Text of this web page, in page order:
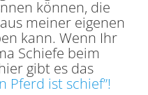
können, die
meiner eigenen
kann. Wenn Ihr
Schiefe beim
gibt es das
Pferd ist schief”!